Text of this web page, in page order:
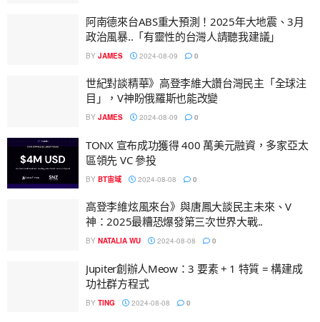
阿南德來台ABS重大預測！2025年大地震、3月
政治風暴..「有靈性的台灣人請聽我建議」
BY JAMES 2024-08-09 0
世紀對談精華》高登李維大讚台灣民主「全球注
目」，V神盼俄羅斯也能改變
BY JAMES 2024-08-09 0
TONX 宣布成功獲得 400 萬美元融資，多家亞太
區領先 VC 參投
BY BT宙域 2024-08-08 0
高登李維炫風來台》與唐鳳大談民主未來、V
神：2025最糟恐爆發第三次世界大戰..
BY NATALIA WU 2024-08-08 0
Jupiter創辦人Meow：3 要素 + 1 特質 = 構建成
功社群方程式
BY TING 2024-08-08 0